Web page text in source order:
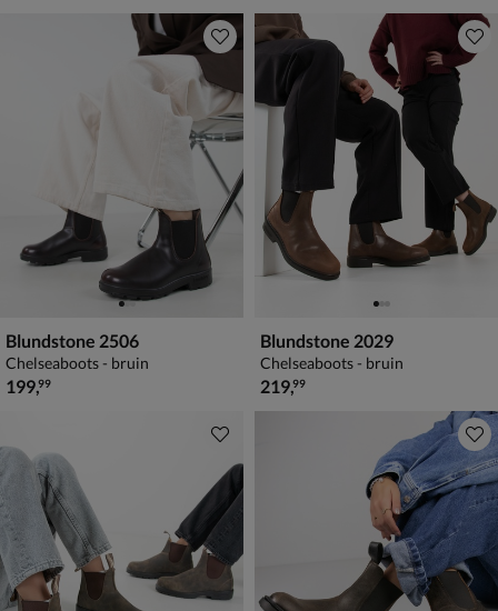
Blundstone 2506
Chelseaboots - bruin
€ 199,99
199,99
Blundstone 2029
Chelseaboots - bruin
€ 219,99
219,99